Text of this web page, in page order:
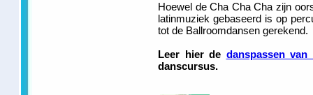
Hoewel de Cha Cha Cha zijn
latinmuziek gebaseerd is op
tot de Ballroomdansen gerekend.
Leer hier de danspassen
danscursus.